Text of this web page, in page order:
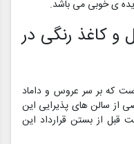
ی خوبی می باشد.
و کاغذ رنگی در
که بر سر عروس و داماد
از سالن های پذیرایی این
قبل از بستن قرارداد این